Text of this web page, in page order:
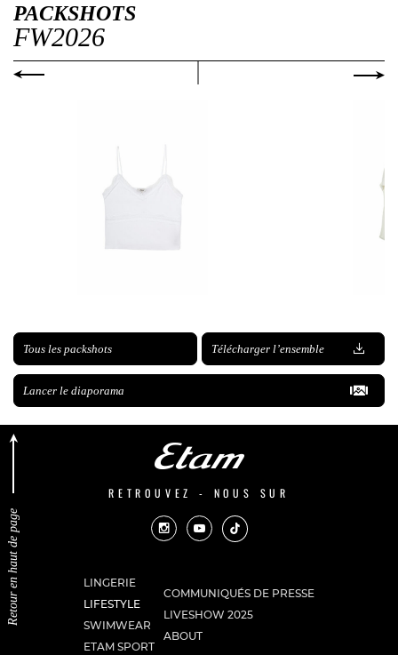
PACKSHOTS
FW2026
Tous les packshots Télécharger l’ensemble
Lancer le diaporama
Retour en haut de page
RETROUVEZ - NOUS SUR
LINGERIE
LIFESTYLE
SWIMWEAR
ETAM SPORT
COMMUNIQUÉS DE PRESSE
LIVESHOW 2025
ABOUT